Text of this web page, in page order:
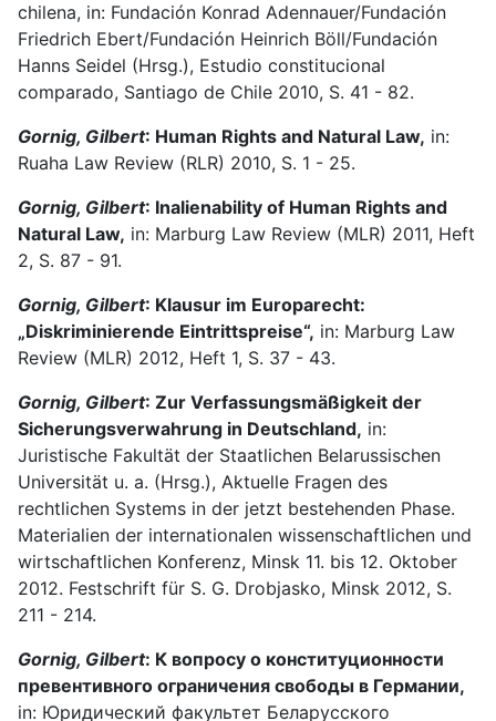
chilena, in: Fundación Konrad Adennauer/Fundación
Friedrich Ebert/Fundación Heinrich Böll/Fundación
Hanns Seidel (Hrsg.), Estudio constitucional
comparado, Santiago de Chile 2010, S. 41 - 82.
Gornig, Gilbert: Human Rights and Natural Law, in:
Ruaha Law Review (RLR) 2010, S. 1 - 25.
Gornig, Gilbert: Inalienability of Human Rights and
Natural Law, in: Marburg Law Review (MLR) 2011, Heft
2, S. 87 - 91.
Gornig, Gilbert: Klausur im Europarecht:
„Diskriminierende Eintrittspreise“, in: Marburg Law
Review (MLR) 2012, Heft 1, S. 37 - 43.
Gornig, Gilbert: Zur Verfassungsmäßigkeit der
Sicherungsverwahrung in Deutschland, in:
Juristische Fakultät der Staatlichen Belarussischen
Universität u. a. (Hrsg.), Aktuelle Fragen des
rechtlichen Systems in der jetzt bestehenden Phase.
Materialien der internationalen wissenschaftlichen und
wirtschaftlichen Konferenz, Minsk 11. bis 12. Oktober
2012. Festschrift für S. G. Drobjasko, Minsk 2012, S.
211 - 214.
Gornig, Gilbert: К вопросу о конституционности
превентивного ограничения свободы в Германии,
in: Юридический факультет Беларусского